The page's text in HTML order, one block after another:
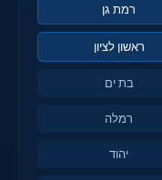
רמת גן
ראשון לציון
בת ים
רמלה
יהוד